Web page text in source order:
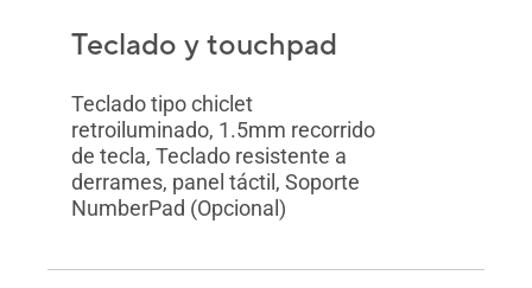
Teclado y touchpad
Teclado tipo chiclet
retroiluminado, 1.5mm recorrido
de tecla, Teclado resistente a
derrames, panel táctil, Soporte
NumberPad (Opcional)